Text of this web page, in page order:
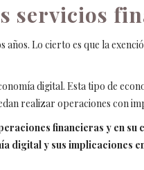
servicios
Lo cierto es que la
digital. Esta tipo de
realizar operaciones con
financieras y en su
digital y sus implicaciones